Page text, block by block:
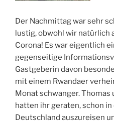
Der Nachmittag war sehr
lustig, obwohl wir natürlich
Corona! Es war eigentlich
gegenseitige
Gastgeberin davon
mit einem Rwandaer
Monat schwanger. Thomas
hatten ihr geraten, schon
Deutschland auszureisen